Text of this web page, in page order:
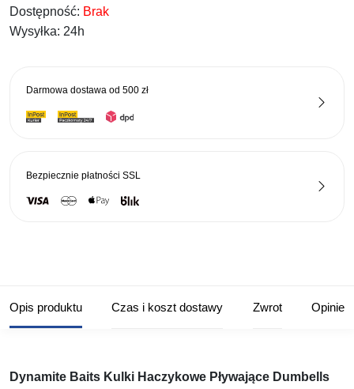
Dostępność: Brak
Wysyłka: 24h
Darmowa dostawa od 500 zł
Bezpiecznie płatności SSL
Opis produktu Czas i koszt dostawy Zwrot Opinie
Dynamite Baits Kulki Haczykowe Pływające Dumbells